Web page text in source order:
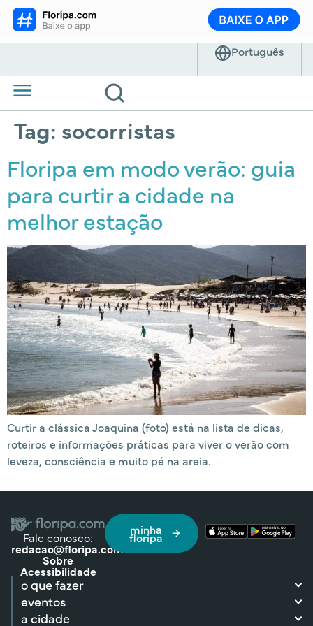
Tag: socorristas
Floripa em modo verão: guia
para curtir a cidade na
melhor estação
Curtir a clássica Joaquina (foto) está na lista de dicas,
roteiros e informações práticas para viver o verão com
leveza, consciência e muito pé na areia.
Fale conosco:
redacao@floripa.com
Sobre
Acessibilidade
minha
floripa
o que fazer
eventos
a cidade